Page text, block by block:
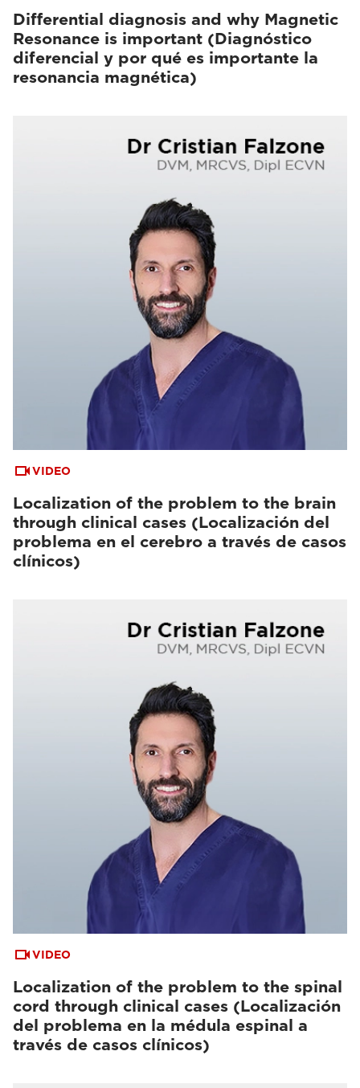
Differential diagnosis and why Magnetic
Resonance is important (Diagnóstico
diferencial y por qué es importante la
resonancia magnética)
VIDEO
Localization of the problem to the brain
through clinical cases (Localización del
problema en el cerebro a través de casos
clínicos)
VIDEO
Localization of the problem to the spinal
cord through clinical cases (Localización
del problema en la médula espinal a
través de casos clínicos)